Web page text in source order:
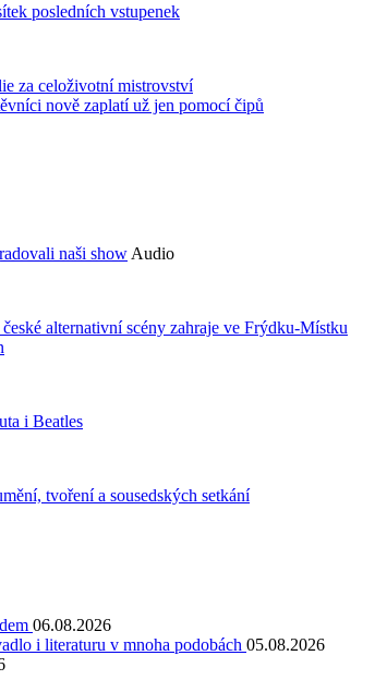
posledních vstupenek
za celoživotní mistrovství
nově zaplatí už jen pomocí čipů
naši show Audio
alternativní scény zahraje ve Frýdku-Místku
i Beatles
tvoření a sousedských setkání
06.08.2026
i literaturu v mnoha podobách 05.08.2026